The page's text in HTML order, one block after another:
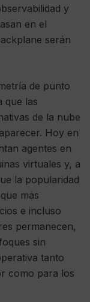
y
en el
serán
de punto
que las
de la nube
Hoy en
agentes en
virtuales y, a
la popularidad
más
e incluso
permanecen,
sin
tanto
como para los